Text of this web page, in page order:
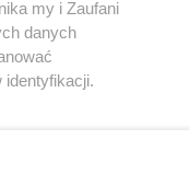
my i Zaufani
danych
identyfikacji.